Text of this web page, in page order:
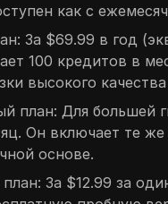
как с
За $69.99 в год
100 кредитов в
высокого
план: Для большей
Он включает те
основе.
За $12.99 за